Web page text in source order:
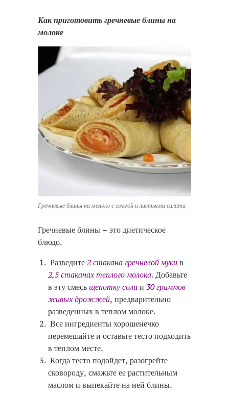
Как приготовить гречневые блины на
молоке
Гречневые блины на молоке с семгой и листьями салата
Гречневые блины – это диетическое
блюдо.
Разведите2 стакана гречневой мукив
2,5 стаканах теплого молока. Добавьте
в эту смесьщепотку солии 30 граммов
живых дрожжей, предварительно
разведенных в теплом молоке.
Все ингредиенты хорошенечко
перемешайте и оставьте тесто подходить
в теплом месте.
Когда тесто подойдет, разогрейте
сковороду, смажьте ее растительным
маслом и выпекайте на ней блины.